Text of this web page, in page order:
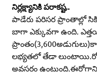
నిర్లక్ష్యానికి పరాకష్ట..
పాడేరు పరిసర ప్రాంతాల్లో
బాగా ఎక్కువగా ఉంది.
లభ్యతలో తేడా
అవసరం